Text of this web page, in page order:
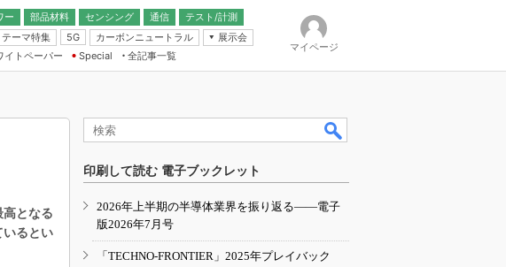
ー 部品材料 センシング
通信
テスト/計測
テーマ特集
5G カーボンニュートラル
展示会
IoT・エッジコンピューティング
EXPO
TECHNO-FRONTIER
人とくるま展
イトペーパー
Special
全記事一覧
マイページ
高となる
いるとい
印刷して読む 電子ブックレット
2026年上半期の半導体業界を振り返る――電子
版2026年7月号
「TECHNO-FRONTIER」2025年プレイバック